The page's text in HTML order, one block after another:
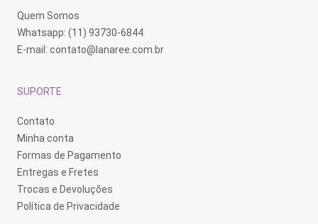
Quem Somos
Whatsapp: (11) 93730-6844
E-mail: contato@lanaree.com.br
SUPORTE
Contato
Minha conta
Formas de Pagamento
Entregas e Fretes
Trocas e Devoluções
Política de Privacidade